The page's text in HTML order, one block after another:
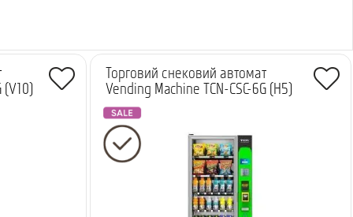
(V10)
Торговий снековий автомат
Vending Machine TCN-CSC-6G (H5)